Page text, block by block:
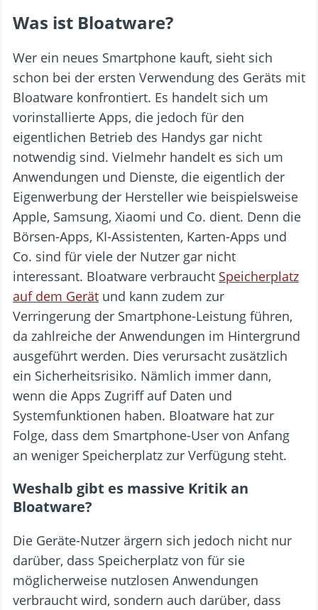
Was ist Bloatware?
Wer ein neues Smartphone kauft, sieht sich
schon bei der ersten Verwendung des Geräts mit
Bloatware konfrontiert. Es handelt sich um
vorinstallierte Apps, die jedoch für den
eigentlichen Betrieb des Handys gar nicht
notwendig sind. Vielmehr handelt es sich um
Anwendungen und Dienste, die eigentlich der
Eigenwerbung der Hersteller wie beispielsweise
Apple, Samsung, Xiaomi und Co. dient. Denn die
Börsen-Apps, KI-Assistenten, Karten-Apps und
Co. sind für viele der Nutzer gar nicht
interessant. Bloatware verbraucht Speicherplatz
auf dem Gerät und kann zudem zur
Verringerung der Smartphone-Leistung führen,
da zahlreiche der Anwendungen im Hintergrund
ausgeführt werden. Dies verursacht zusätzlich
ein Sicherheitsrisiko. Nämlich immer dann,
wenn die Apps Zugriff auf Daten und
Systemfunktionen haben. Bloatware hat zur
Folge, dass dem Smartphone-User von Anfang
an weniger Speicherplatz zur Verfügung steht.
Weshalb gibt es massive Kritik an
Bloatware?
Die Geräte-Nutzer ärgern sich jedoch nicht nur
darüber, dass Speicherplatz von für sie
möglicherweise nutzlosen Anwendungen
verbraucht wird, sondern auch darüber, dass